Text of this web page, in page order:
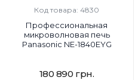
Код товара: 4830
Профессиональная
микроволновая печь
Panasonic NE-1840EYG
180 890 грн.